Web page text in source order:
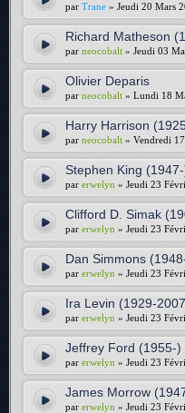
par Trane » Jeudi 20 Mars
Richard Matheson
par neocobalt » Jeudi 03
Olivier Deparis
par neocobalt » Lundi 18
Harry Harrison
par neocobalt » Vendredi
Stephen King
par erwelyn » Jeudi 23
Clifford D. Simak
par erwelyn » Jeudi 23
Dan Simmons
par erwelyn » Jeudi 23
Ira Levin (1929-
par erwelyn » Jeudi 23
Jeffrey Ford (1955-)
par erwelyn » Jeudi 23
James Morrow
par erwelyn » Jeudi 23